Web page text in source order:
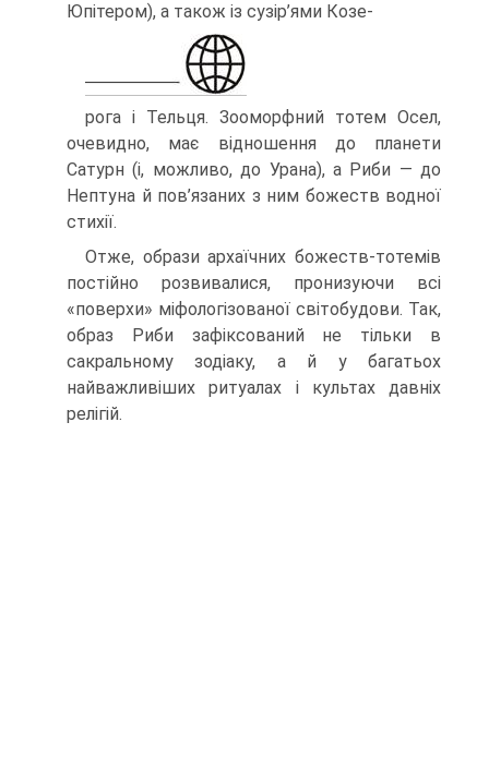
Юпітером), а також із сузір’ями Козе-
рога і Тельця. Зооморфний тотем Осел,
очевидно, має відношення до планети
Сатурн (і, можливо, до Урана), а Риби — до
Нептуна й пов’язаних з ним божеств водної
стихії.
Отже, образи архаїчних божеств-тотемів
постійно розвивалися, пронизуючи всі
«поверхи» міфологізованої світобудови. Так,
образ Риби зафіксований не тіль­ки в
сакральному зодіаку, а й у багатьох
найважливіших ритуалах і культах давніх
релігій.